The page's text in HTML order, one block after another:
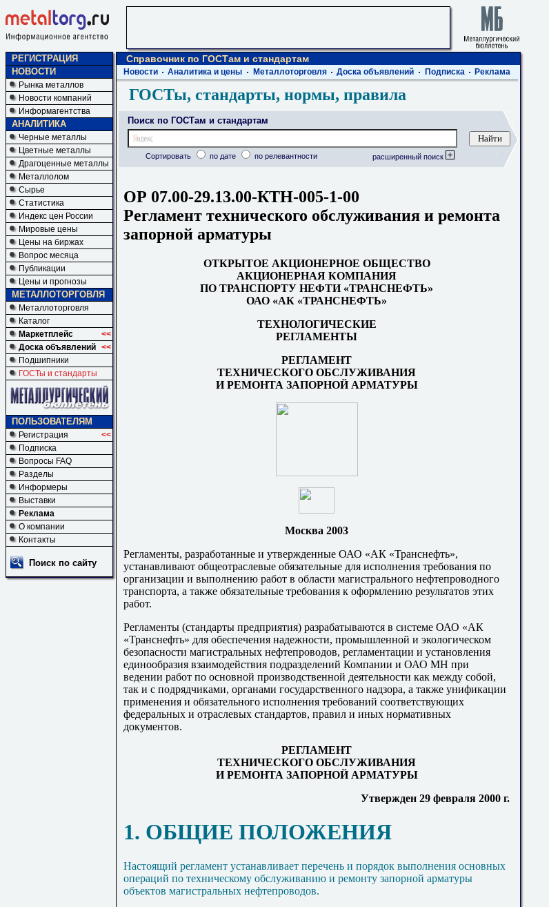
РЕГИСТРАЦИЯ
НОВОСТИ
Рынка металлов
Новости компаний
Информагентства
АНАЛИТИКА
Черные металлы
Цветные металлы
Драгоценные металлы
Металлолом
Сырье
Статистика
Индекс цен России
Мировые цены
Цены на биржах
Вопрос месяца
Публикации
Цены и прогнозы
МЕТАЛЛОТОРГОВЛЯ
Металлоторговля
Каталог
Маркетплейс
<<
Доска объявлений <<
Подшипники
ГОСТы и стандарты
ПОЛЬЗОВАТЕЛЯМ
Регистрация
<<
Подписка
Вопросы FAQ
Разделы
Информеры
Выставки
Реклама
О компании
Контакты
Поиск по сайту
Справочник по ГОСТам и стандартам
Новости Аналитика и цены Металлоторговля Доска объявлений Подписка Реклама
ГОСТы, стандарты, нормы, правила
Поиск по ГОСТам и стандартам
Сортировать по дате по релевантности расширенный поиск
ОР 07.00-29.13.00-КТН-005-1-00
Регламент технического обслуживания и ремонта
запорной арматуры
ОТКРЫТОЕ АКЦИОНЕРНОЕ ОБЩЕСТВО
АКЦИОНЕРНАЯ КОМПАНИЯ
ПО ТРАНСПОРТУ НЕФТИ «ТРАНСНЕФТЬ»
ОАО «АК «ТРАНСНЕФТЬ»
ТЕХНОЛОГИЧЕСКИЕ
РЕГЛАМЕНТЫ
РЕГЛАМЕНТ
ТЕХНИЧЕСКОГО ОБСЛУЖИВАНИЯ
И РЕМОНТА ЗАПОРНОЙ АРМАТУРЫ
Москва 2003
Регламенты, разработанные и утвержденные ОАО «АК «Транснефть»,
устанавливают общеотраслевые обязательные для исполнения требования по
организации и выполнению работ в области магистрального нефтепроводного
транспорта, а также обязательные требования к оформлению результатов этих
работ.
Регламенты (стандарты предприятия) разрабатываются в системе ОАО «АК
«Транснефть» для обеспечения надежности, промышленной и экологическом
безопасности магистральных нефтепроводов, регламентации и установления
единообразия взаимодействия подразделений Компании и ОАО МН при
ведении работ по основной производственной деятельности как между собой,
так и с подрядчиками, органами государственного надзора, а также унификации
применения и обязательного исполнения требований соответствующих
федеральных и отраслевых стандартов, правил и иных нормативных
документов.
РЕГЛАМЕНТ
ТЕХНИЧЕСКОГО ОБСЛУЖИВАНИЯ
И РЕМОНТА ЗАПОРНОЙ АРМАТУРЫ
Утвержден 29 февраля 2000 г.
1. ОБЩИЕ ПОЛОЖЕНИЯ
Настоящий регламент устанавливает перечень и порядок выполнения основных
операций по техническому обслуживанию и ремонту запорной арматуры
объектов магистральных нефтепроводов.